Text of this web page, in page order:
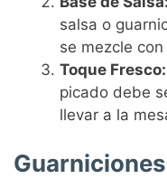
salsa o
se mezcle
Toque Fresco:
picado debe
llevar a la